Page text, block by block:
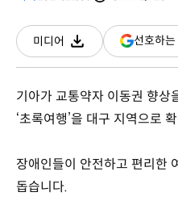
미디어
다운로드
선호하
기아가 교통약자 이동권 향상
‘초록여행’을 대구 지역으로
장애인들이 안전하고 편리한
돕습니다.